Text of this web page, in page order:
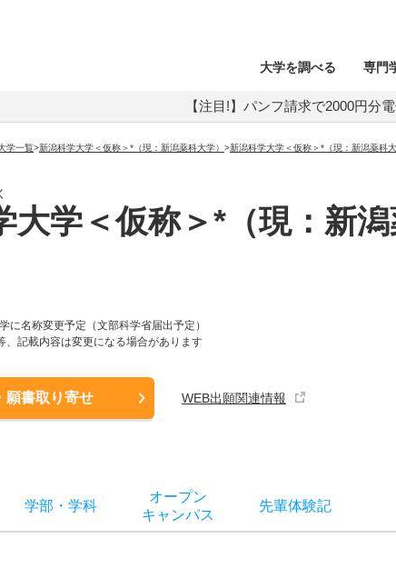
大学を調べる 専門
【注目!】パンフ請求で2000円分
学一覧>新潟科学大学＜仮称＞*（現：新潟薬科大学） >新潟科学大学＜仮称＞*（現：新潟薬科大
大学＜仮称＞*（現：新
に名称変更予定（文部科学省届出予定）
記載内容は変更になる場合があります
願書取り寄せ WEB出願関連情報
学部 ・ 学科
オープン
キャンパス
先輩体験記